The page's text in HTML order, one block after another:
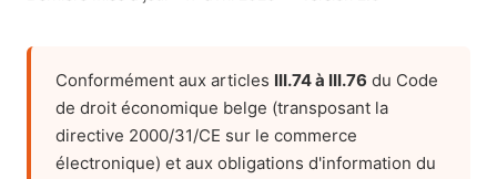
Conformément aux articles III.74 à III.76 du Code
de droit économique belge (transposant la
directive 2000/31/CE sur le commerce
électronique) et aux obligations d'information du